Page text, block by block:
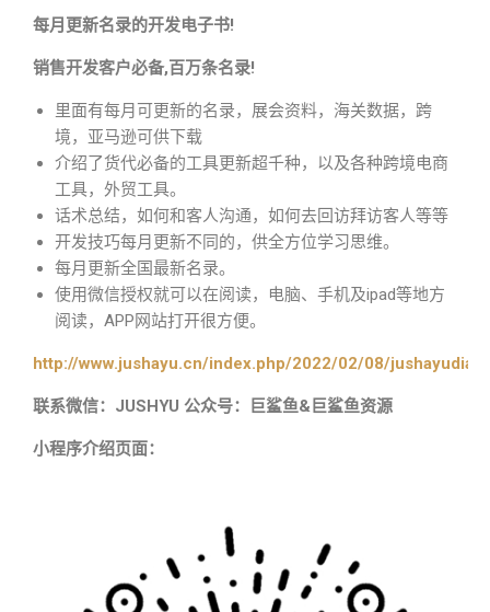
每月更新名录的开发电子书!
销售开发客户必备,百万条名录!
里面有每月可更新的名录，展会资料，海关数据，跨
境，亚马逊可供下载
介绍了货代必备的工具更新超千种，以及各种跨境电商
工具，外贸工具。
话术总结，如何和客人沟通，如何去回访拜访客人等等
开发技巧每月更新不同的，供全方位学习思维。
每月更新全国最新名录。
使用微信授权就可以在阅读，电脑、手机及ipad等地方
阅读，APP网站打开很方便。
http://www.jushayu.cn/index.php/2022/02/08/
联系微信：JUSHYU 公众号：巨鲨鱼&巨鲨鱼资源
小程序介绍页面：